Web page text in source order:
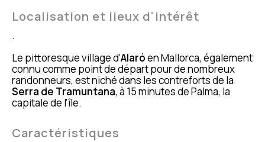
Localisation et lieux d'intérêt
.
Le pittoresque village d'Alaróen Mallorca, également
connu comme point de départ pour de nombreux
randonneurs, est niché dans les contreforts de la
Serra de Tramuntana, à 15 minutes de Palma, la
capitale de l'île.
Caractéristiques